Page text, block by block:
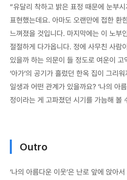
“유달리 착하고 밝은 표정 때문에 눈부
표현했는데요. 아마도 오랜만에 접한 환
느껴졌을 것입니다. 마지막에는 이 노부
절절하게 다가옵니다. 정에 사무친 사람
있을까 하는 의문이 들 정도로 여운이 고
‘아가’의 공기가 흘렀던 한옥 집이 그리
일생과 어떤 관계가 있을까요? ‘나의 아
정이라는 게 고파졌던 시기를 가늠해 볼
Outro
‘나의 아름다운 이웃’은 난로 앞에 앉아